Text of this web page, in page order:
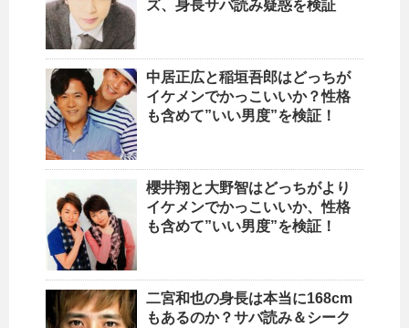
ズ、身長サバ読み疑惑を検証
中居正広と稲垣吾郎はどっちが
イケメンでかっこいいか？性格
も含めて”いい男度”を検証！
櫻井翔と大野智はどっちがより
イケメンでかっこいいか、性格
も含めて”いい男度”を検証！
二宮和也の身長は本当に168cm
もあるのか？サバ読み＆シーク